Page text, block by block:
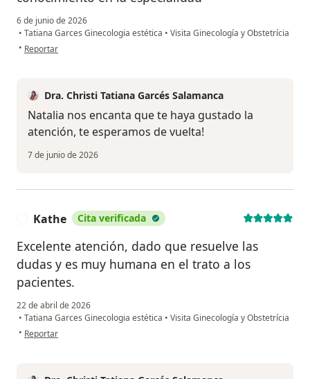
6 de junio de 2026
• Tatiana Garces Ginecologia estética • Visita Ginecología y Obstetrícia
• en opinión del usuario Natalia Acevedo
Reportar
Dra. Christi Tatiana Garcés Salamanca
Natalia nos encanta que te haya gustado la
atención, te esperamos de vuelta!
7 de junio de 2026
Kathe Cita verificada
Excelente atención, dado que resuelve las
dudas y es muy humana en el trato a los
pacientes.
22 de abril de 2026
• Tatiana Garces Ginecologia estética • Visita Ginecología y Obstetrícia
• en opinión del usuario Kathe
Reportar